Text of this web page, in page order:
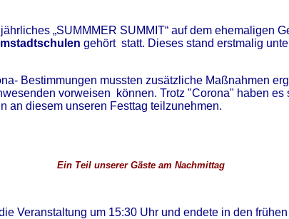
„SUMMMER SUMMIT“ auf dem ehemaligen
gehört statt. Dieses stand erstmalig
Bestimmungen mussten zusätzliche Maßnahmen
vorweisen können. Trotz "Corona" haben es
an diesem unseren Festtag teilzunehmen.
Ein Teil unserer Gäste am Nachmittag
Veranstaltung um 15:30 Uhr und endete in den